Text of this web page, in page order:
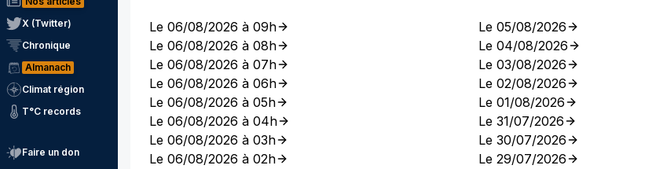
X (Twitter)
Chronique
Almanach
Climat région
T°C records
Faire un don
Le 06/08/2026 à 09h
Le 06/08/2026 à 08h
Le 06/08/2026 à 07h
Le 06/08/2026 à 06h
Le 06/08/2026 à 05h
Le 06/08/2026 à 04h
Le 06/08/2026 à 03h
Le 06/08/2026 à 02h
Le 05/08/2026
Le 04/08/2026
Le 03/08/2026
Le 02/08/2026
Le 01/08/2026
Le 31/07/2026
Le 30/07/2026
Le 29/07/2026